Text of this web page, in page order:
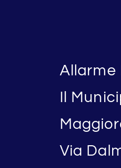
Allarme
Il
Via